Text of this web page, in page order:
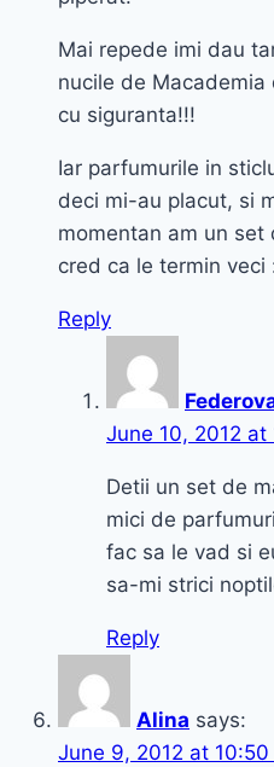
Mai repede imi dau
nucile de
cu siguranta!!!
Iar parfumurile in
deci mi-au placut, si
momentan am un set
cred ca le termin veci
Reply
June 10, 2012 at
Detii un set de
mici de
fac sa le vad si
sa-mi strici
Reply
Alina says:
June 9, 2012 at 10:50